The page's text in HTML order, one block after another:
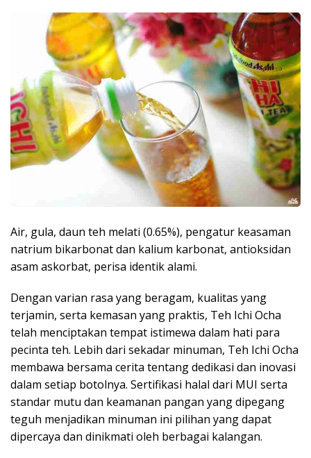
Air, gula, daun teh melati (0.65%), pengatur keasaman
natrium bikarbonat dan kalium karbonat, antioksidan
asam askorbat, perisa identik alami.
Dengan varian rasa yang beragam, kualitas yang
terjamin, serta kemasan yang praktis, Teh Ichi Ocha
telah menciptakan tempat istimewa dalam hati para
pecinta teh. Lebih dari sekadar minuman, Teh Ichi Ocha
membawa bersama cerita tentang dedikasi dan inovasi
dalam setiap botolnya. Sertifikasi halal dari MUI serta
standar mutu dan keamanan pangan yang dipegang
teguh menjadikan minuman ini pilihan yang dapat
dipercaya dan dinikmati oleh berbagai kalangan.